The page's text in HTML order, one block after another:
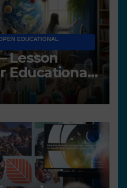
EDUCATIONAL
Lesson
Educational